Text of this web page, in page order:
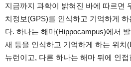
지금까지 과학이 밝혀진 바에 따르면
치정보(GPS)를 인식하고 기억하게
다. 하나는 해마(Hippocampus)에서
새 등을 인식하고 기억하게 하는 위치
뉴런이고, 다른 하나는 해마 뒤에 인